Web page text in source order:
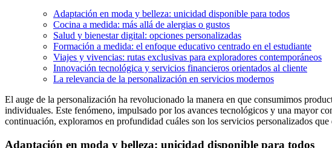
Adaptación en moda y belleza: unicidad disponible para todos
Cocina a medida: más allá de alergias o gustos
Salud y bienestar digital: opciones personalizadas
Formación a medida: el enfoque educativo centrado en el estudiante
Viajes y vivencias: rutas exclusivas para exploradores contemporáneos
Innovación tecnológica y servicios financieros orientados al cliente
La relevancia de la personalización en servicios modernos
El auge de la personalización ha revolucionado la manera en que consumimos
individuales. Este fenómeno, impulsado por los avances tecnológicos y una mayor
continuación, exploramos en profundidad cuáles son los servicios personalizados
Adaptación en moda y belleza: unicidad disponible para todos